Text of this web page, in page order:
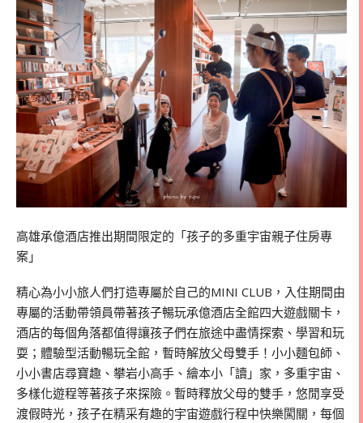
高雄承億酒店推出期間限定的「孩子的多重宇宙親子住房專
案」
精心為小小旅人們打造專屬於自己的MINI CLUB，入住期間由
專屬的活動帶領員帶著孩子暢玩承億酒店全館四大遊戲關卡，
酒店的每個角落都值得讓孩子們在旅途中盡情探索、學習和玩
耍；體驗型活動暢玩全館，暫時解放父母雙手！小小麵包師、
小小書店尋寶趣、攀岩小高手、繪本小「讀」家，多重宇宙、
多樣化遊程等著孩子來探險。暫時釋放父母的雙手，悠閒享受
渡假時光，孩子在精采有趣的宇宙遊戲行程中快樂闖關，每個